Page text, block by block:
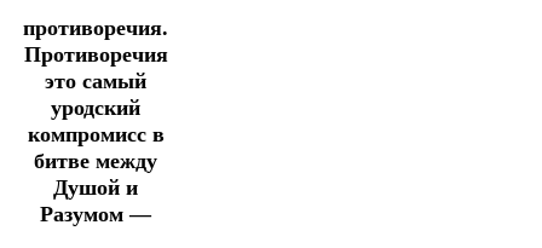
противоречия.
Противоречия
это самый
уродский
компромисс в
битве между
Душой и
Разумом —